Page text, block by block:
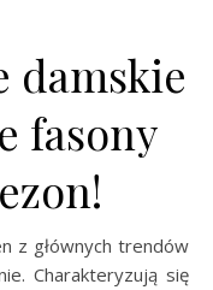
damskie
fasony
z głównych trendów
Charakteryzują się